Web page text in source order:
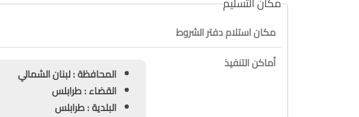
مكان استلام دفتر الشروط
أماكن التنفيذ
المحافظة : لبنان الشمالي
القضاء : طرابلس
البلدية : طرابلس